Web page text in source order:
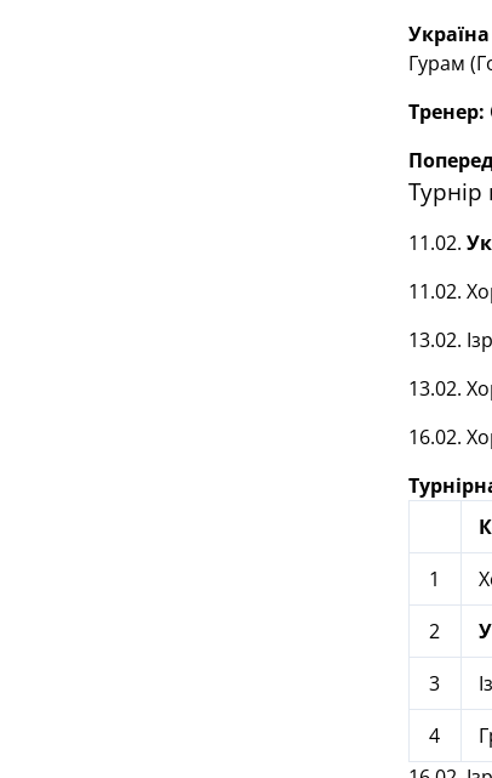
Україна
Гурам
Тренер:
Турнір
11.02.
11.02.
13.02.
13.02.
16.02.
1
2
3
4